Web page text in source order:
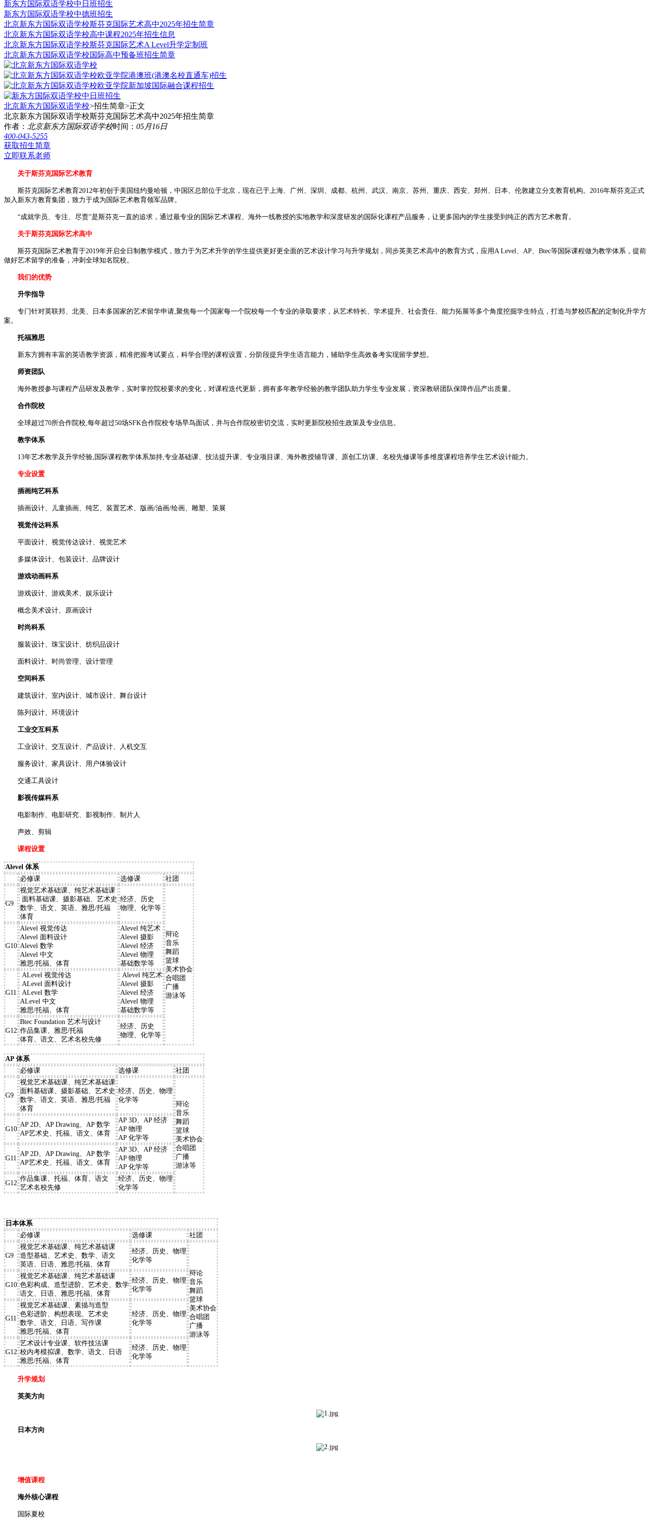
新东方国际双语学校中日班招生
新东方国际双语学校中德班招生
北京新东方国际双语学校斯芬克国际艺术高中2025年招生简章
北京新东方国际双语学校高中课程2025年招生信息
北京新东方国际双语学校斯芬克国际艺术A Level升学定制班
北京新东方国际双语学校国际高中预备班招生简章
北京新东方国际双语学校>招生简章>正文
北京新东方国际双语学校斯芬克国际艺术高中2025年招生简章
作者： 北京新东方国际双语学校时间： 05月16日
400-043-5255
获取招生简章
立即联系老师
关于斯芬克国际艺术教育
斯芬克国际艺术教育2012年初创于美国纽约曼哈顿，中国区总部位于北京，现在已于上海、广州、深圳、成都、杭州、武汉、南京、苏州、重庆、西安、郑州、日本、伦敦建立分支教育机构。2016年斯芬克正式
加入新东方教育集团，致力于成为国际艺术教育领军品牌。
“成就学员、专注、尽责”是斯芬克一直的追求，通过最专业的国际艺术课程、海外一线教授的实地教学和深度研发的国际化课程产品服务，让更多国内的学生接受到纯正的西方艺术教育。
关于斯芬克国际艺术高中
斯芬克国际艺术教育于2019年开启全日制教学模式，致力于为艺术升学的学生提供更好更全面的艺术设计学习与升学规划，同步英美艺术高中的教育方式，应用A Level、AP、Btec等国际课程做为教学体系，提前
做好艺术留学的准备，冲刺全球知名院校。
我们的优势
升学指导
专门针对英联邦、北美、日本多国家的艺术留学申请,聚焦每一个国家每一个院校每一个专业的录取要求，从艺术特长、学术提升、社会责任、能力拓展等多个角度挖掘学生特点，打造与梦校匹配的定制化升学方
案。
托福雅思
新东方拥有丰富的英语教学资源，精准把握考试要点，科学合理的课程设置，分阶段提升学生语言能力，辅助学生高效备考实现留学梦想。
师资团队
海外教授参与课程产品研发及教学，实时掌控院校要求的变化，对课程迭代更新，拥有多年教学经验的教学团队助力学生专业发展，资深教研团队保障作品产出质量。
合作院校
全球超过70所合作院校,每年超过50场SFK合作院校专场早鸟面试，并与合作院校密切交流，实时更新院校招生政策及专业信息。
教学体系
13年艺术教学及升学经验,国际课程教学体系加持,专业基础课、技法提升课、专业项目课、海外教授辅导课、原创工坊课、名校先修课等多维度课程培养学生艺术设计能力。
专业设置
插画纯艺科系
插画设计、儿童插画、纯艺、装置艺术、版画/油画/绘画、雕塑、策展
视觉传达科系
平面设计、视觉传达设计、视觉艺术
多媒体设计、包装设计、品牌设计
游戏动画科系
游戏设计、游戏美术、娱乐设计
概念美术设计、原画设计
时尚科系
服装设计、珠宝设计、纺织品设计
面料设计、时尚管理、设计管理
空间科系
建筑设计、室内设计、城市设计、舞台设计
陈列设计、环境设计
工业交互科系
工业设计、交互设计、产品设计、人机交互
服务设计、家具设计、用户体验设计
交通工具设计
影视传媒科系
电影制作、电影研究、影视制作、制片人
声效、剪辑
课程设置
Alevel 体系
必修课
选修课 社团
G9
视觉艺术基础课、纯艺术基础课
面料基础课、摄影基础、艺术史
数学、语文、英语、雅思/托福
体育
经济、历史
物理、化学等
辩论
音乐
舞蹈
篮球
美术协会
合唱团
广播
游泳等
G10
Alevel 视觉传达
Alevel 面料设计
Alevel 数学
Alevel 中文
雅思/托福、体育
Alevel 纯艺术
Alevel 摄影
Alevel 经济
Alevel 物理
基础数学等
G11
ALevel 视觉传达
ALevel 面料设计
ALevel 数学
ALevel 中文
雅思/托福、体育
Alevel 纯艺术
Alevel 摄影
Alevel 经济
Alevel 物理
基础数学等
G12
Btec Foundation 艺术与设计
作品集课、雅思/托福
体育、语文、艺术名校先修
经济、历史
物理、化学等
AP 体系
必修课
选修课 社团
G9
视觉艺术基础课、纯艺术基础课
面料基础课、摄影基础、艺术史
数学、语文、英语、雅思/托福
体育
经济、历史、物理
化学等
辩论
音乐
舞蹈
篮球
美术协会
合唱团
广播
游泳等
G10
AP 2D、AP Drawing、AP 数学
AP艺术史、托福、语文、体育
AP 3D、AP 经济
AP 物理
AP 化学等
G11
AP 2D、AP Drawing、AP 数学
AP艺术史、托福、语文、体育
AP 3D、AP 经济
AP 物理
AP 化学等
G12
作品集课、托福、体育、语文
艺术名校先修
经济、历史、物理
化学等
日本体系
必修课
选修课 社团
G9
视觉艺术基础课、纯艺术基础课
造型基础、艺术史、数学、语文
英语、日语、雅思/托福、体育
经济、历史、物理
化学等
辩论
音乐
舞蹈
篮球
美术协会
合唱团
广播
游泳等
G10
视觉艺术基础课、纯艺术基础课
色彩构成、造型进阶、艺术史、数学
语文、日语、雅思/托福、体育
经济、历史、物理
化学等
G11
视觉艺术基础课、素描与造型
色彩进阶、构想表现、艺术史
数学、语文、日语、写作课
雅思/托福、体育
经济、历史、物理
化学等
G12
艺术设计专业课、软件技法课
校内考模拟课、数学、语文、日语
雅思/托福、体育
经济、历史、物理
化学等
升学规划
英美方向
日本方向
增值课程
海外核心课程
国际夏校